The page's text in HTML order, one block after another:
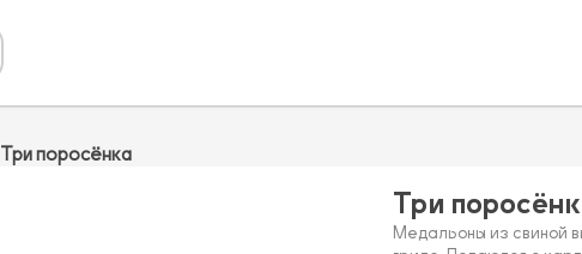
Три поросёнка
Три
Медальоны из свиной